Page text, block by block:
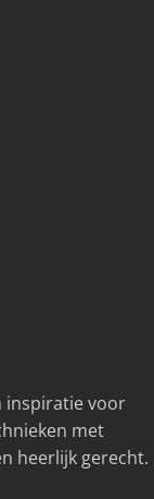
inspiratie voor
met
heerlijk gerecht.